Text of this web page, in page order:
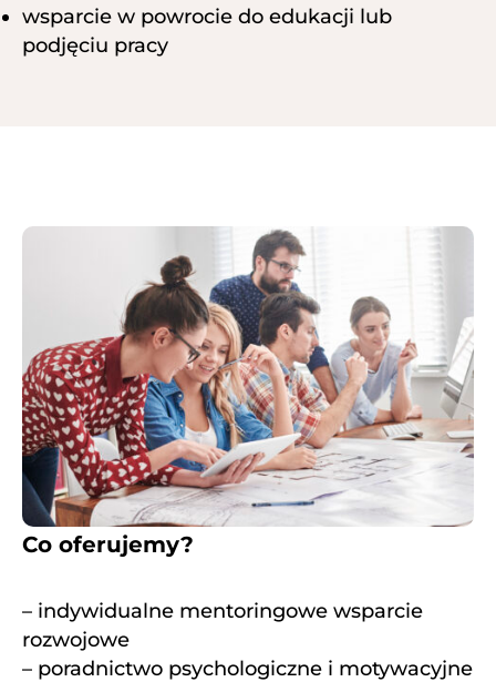
wsparcie w powrocie do edukacji lub
podjęciu pracy
Co oferujemy?
– indywidualne mentoringowe wsparcie
rozwojowe
– poradnictwo psychologiczne i motywacyjne